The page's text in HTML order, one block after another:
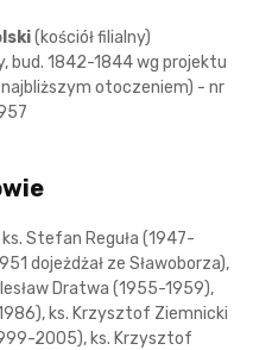
(kościół filialny)
1842-1844 wg projektu
otoczeniem) - nr
Stefan Reguła (1947-
dojeżdżał ze Sławoborza),
Dratwa (1955-1959),
ks. Krzysztof Ziemnicki
2005), ks. Krzysztof